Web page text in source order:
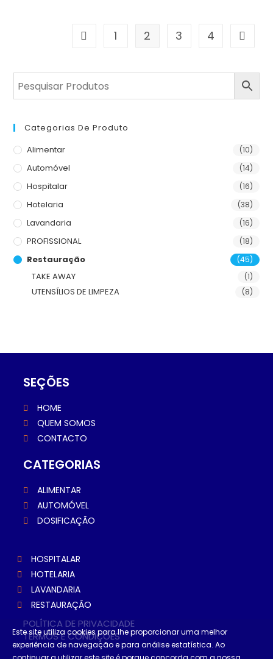
1 2 3 4
Categorias De Produto
Alimentar
(10)
Automóvel (14)
Hospitalar (16)
Hotelaria (38)
Lavandaria (16)
PROFISSIONAL (18)
Restauração (45)
TAKE AWAY (1)
UTENSÍLIOS DE LIMPEZA (8)
SEÇÕES
HOME
QUEM SOMOS
CONTACTO
CATEGORIAS
ALIMENTAR
AUTOMÓVEL
DOSIFICAÇÃO
HOSPITALAR
HOTELARIA
LAVANDARIA
RESTAURAÇÃO
POLÍTICA DE PRIVACIDADE
TERMOS E CONDIÇÕES
Este site utiliza cookies para lhe proporcionar uma melhor
experiência de navegação e para análise estatística. Ao